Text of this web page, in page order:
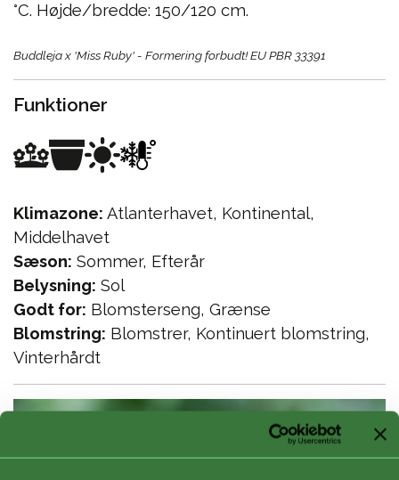
°C. Højde/bredde: 150/120 cm.
Buddleja x 'Miss Ruby' - Formering forbudt! EU PBR 33391
Funktioner
Klimazone: Atlanterhavet, Kontinental,
Middelhavet
Sæson: Sommer, Efterår
Belysning: Sol
Godt for: Blomsterseng, Grænse
Blomstring: Blomstrer, Kontinuert blomstring,
Vinterhårdt